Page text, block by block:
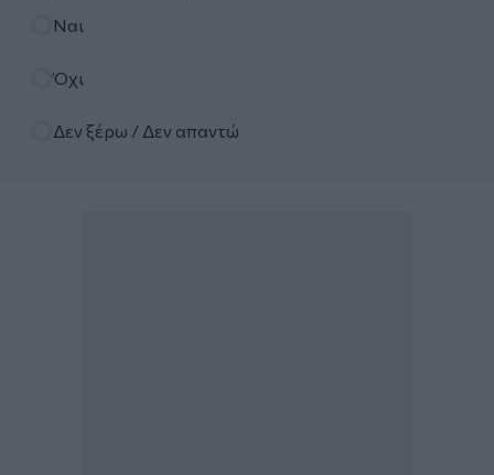
Ναι
Όχι
Δεν ξέρω / Δεν απαντώ